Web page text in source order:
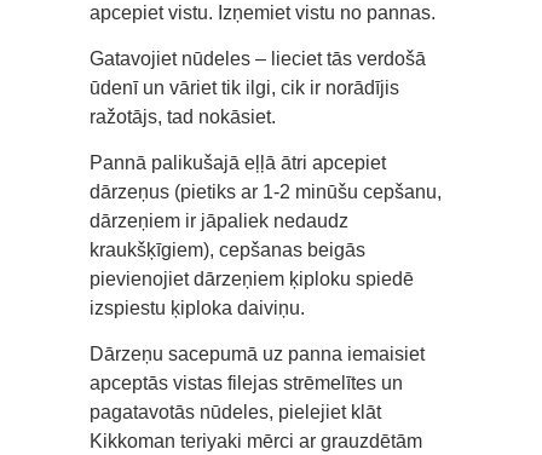
apcepiet vistu. Izņemiet vistu no pannas.
Gatavojiet nūdeles – lieciet tās verdošā
ūdenī un vāriet tik ilgi, cik ir norādījis
ražotājs, tad nokāsiet.
Pannā palikušajā eļļā ātri apcepiet
dārzeņus (pietiks ar 1-2 minūšu cepšanu,
dārzeņiem ir jāpaliek nedaudz
kraukšķīgiem), cepšanas beigās
pievienojiet dārzeņiem ķiploku spiedē
izspiestu ķiploka daiviņu.
Dārzeņu sacepumā uz panna iemaisiet
apceptās vistas filejas strēmelītes un
pagatavotās nūdeles, pielejiet klāt
Kikkoman teriyaki mērci ar grauzdētām